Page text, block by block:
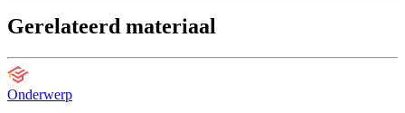
Gerelateerd materiaal
Onderwerp